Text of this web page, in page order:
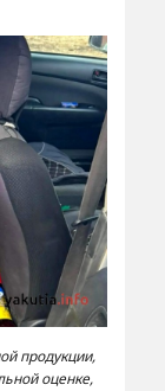
продукции,
оценке,